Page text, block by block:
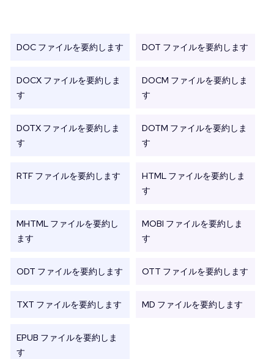
DOC ファイルを要約します DOT ファイルを要約します
DOCX ファイルを要約しま
す
DOCM ファイルを要約しま
す
DOTX ファイルを要約しま
す
DOTM ファイルを要約しま
す
RTF ファイルを要約します
HTML ファイルを要約しま
す
MHTML ファイルを要約し
ます
MOBI ファイルを要約しま
す
ODT ファイルを要約します OTT ファイルを要約します
TXT ファイルを要約します MD ファイルを要約します
EPUB ファイルを要約しま
す